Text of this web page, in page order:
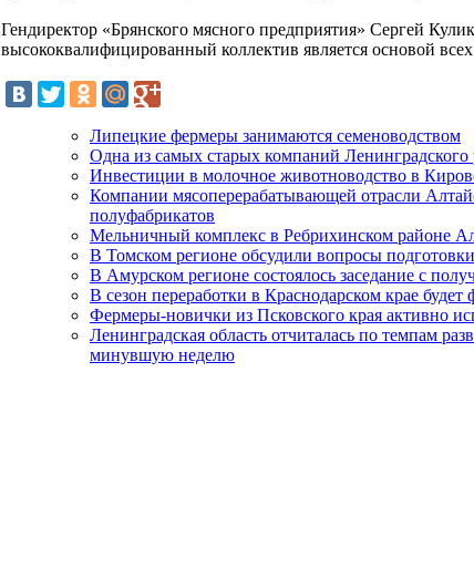
Гендиректор «Брянского мясного предприятия» Сергей
высококвалифицированный коллектив является основой
Липецкие фермеры занимаются семеноводством
Одна из самых старых компаний Ленинградского
Инвестиции в молочное животноводство в
Компании мясоперерабатывающей отрасли
полуфабрикатов
Мельничный комплекс в Ребрихинском районе
В Томском регионе обсудили вопросы
В Амурском регионе состоялось заседание с
В сезон переработки в Краснодарском крае
Фермеры-новички из Псковского края активно
Ленинградская область отчиталась по темпам
минувшую неделю